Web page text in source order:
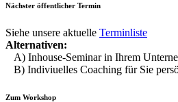
Nächster öffentlicher Termin
Siehe unsere aktuelle Terminliste
Alternativen:
A) Inhouse-Seminar in Ihrem
B) Indiviuelles Coaching für Sie
Zum Workshop